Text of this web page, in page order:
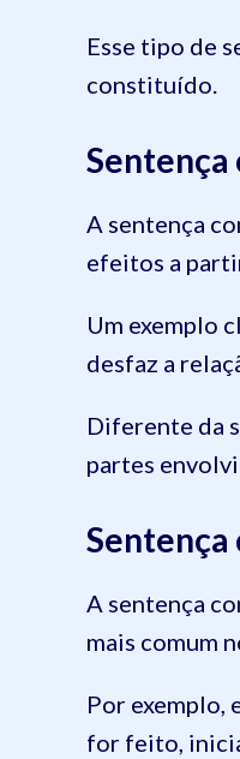
Esse tipo de
constituído.
A sentença
efeitos a
Um exemplo
desfaz a
Diferente da
partes
A sentença
mais comum
Por exemplo,
for feito,